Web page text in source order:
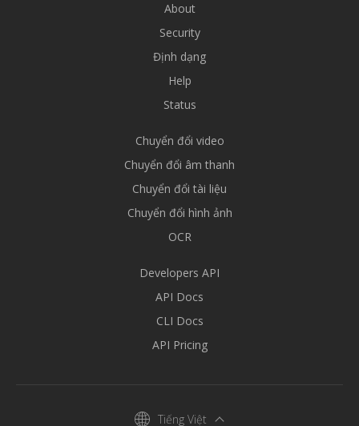
About
Security
Định dạng
Help
Status
Chuyển đổi video
Chuyển đổi âm thanh
Chuyển đổi tài liệu
Chuyển đổi hình ảnh
OCR
Developers API
API Docs
CLI Docs
API Pricing
Tiếng Việt